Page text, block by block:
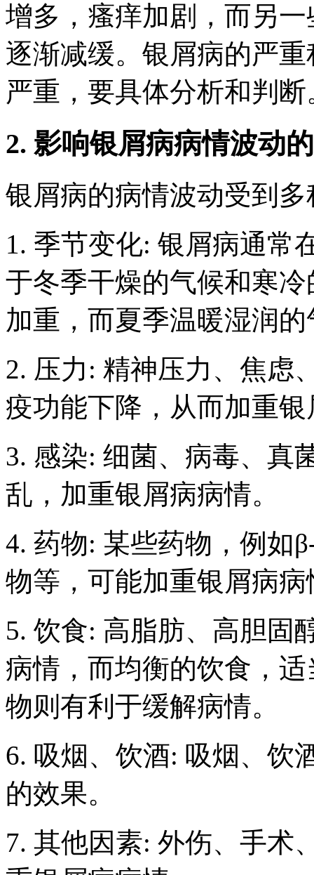
增多，瘙痒加剧，而另
逐渐减缓。银屑病的严
严重，要具体分析和判断
2. 影响银屑病病情波动
银屑病的病情波动受到
1. 季节变化: 银屑病通常
于冬季干燥的气候和寒
加重，而夏季温暖湿润
2. 压力: 精神压力、焦虑
疫功能下降，从而加重
3. 感染: 细菌、病毒、真
乱，加重银屑病病情。
4. 药物: 某些药物，例如
物等，可能加重银屑病病
5. 饮食: 高脂肪、高胆固
病情，而均衡的饮食，
物则有利于缓解病情。
6. 吸烟、饮酒: 吸烟、饮
的效果。
7. 其他因素: 外伤、手术